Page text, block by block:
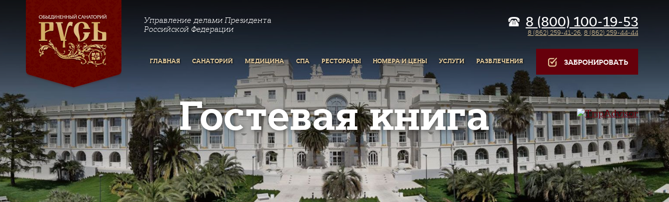
Управление делами Президента
Российской Федерации
8 (800) 100-19-53
8 (862) 259-41-26, 8 (862) 259-44-44
ГЛАВНАЯ САНАТОРИЙ МЕДИЦИНА СПА РЕСТОРАНЫ НОМЕРА И ЦЕНЫ УСЛУГИ РАЗВЛЕЧЕНИЯ ЗАБРОНИРОВАТЬ
Гостевая книга